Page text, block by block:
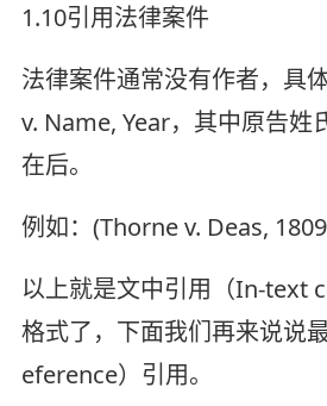
1.10引用法律案件
法律案件通常没有作者，具
v. Name, Year，其中原告姓
在后。
例如：(Thorne v. Deas,
以上就是文中引用（In-text
格式了，下面我们再来说说
eference）引用。